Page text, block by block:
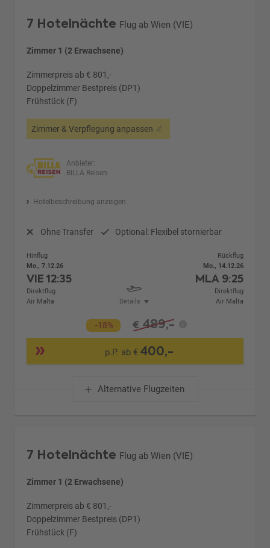
7 Hotelnächte Flug ab Wien (VIE)
Zimmer 1 (2 Erwachsene)
Zimmerpreis ab € 801,-
Doppelzimmer Bestpreis (DP1)
Frühstück (F)
Zimmer & Verpflegung anpassen
Anbieter:
BILLA Reisen
Hotelbeschreibung anzeigen
Ohne Transfer Optional: Flexibel stornierbar
Hinflug
Mo., 7.12.26
VIE12:35
Direktflug
Air Malta
Details
Rückflug
Mo., 14.12.26
MLA 9:25
Direktflug
Air Malta
-18% € 489,-
p.P. ab €400,-
Alternative Flugzeiten
7 Hotelnächte Flug ab Wien (VIE)
Zimmer 1 (2 Erwachsene)
Zimmerpreis ab € 801,-
Doppelzimmer Bestpreis (DP1)
Frühstück (F)